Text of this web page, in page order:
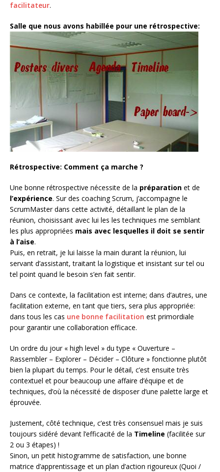
facilitateur.
Salle que nous avons habillée pour une rétrospective:
Rétrospective: Comment ça marche ?
Une bonne rétrospective nécessite de la préparation et de
l’expérience. Sur des coaching Scrum, j’accompagne le
ScrumMaster dans cette activité, détaillant le plan de la
réunion, choisissant avec lui les les techniques me semblant
les plus appropriées mais avec lesquelles il doit se sentir
à l’aise.
Puis, en retrait, je lui laisse la main durant la réunion, lui
servant d’assistant, traitant la logistique et insistant sur tel ou
tel point quand le besoin s’en fait sentir.
Dans ce contexte, la facilitation est interne; dans d’autres, une
facilitation externe, en tant que tiers, sera plus appropriée:
dans tous les cas une bonne facilitation est primordiale
pour garantir une collaboration efficace.
Un ordre du jour « high level » du type « Ouverture –
Rassembler – Explorer – Décider – Clôture » fonctionne plutôt
bien la plupart du temps. Pour le détail, c’est ensuite très
contextuel et pour beaucoup une affaire d’équipe et de
techniques, d’où la nécessité de disposer d’une palette large et
éprouvée.
Justement, côté technique, c’est très consensuel mais je suis
toujours sidéré devant l’efficacité de la Timeline (facilitée sur
2 ou 3 étapes) !
Sinon, un petit histogramme de satisfaction, une bonne
matrice d’apprentissage et un plan d’action rigoureux (Quoi /